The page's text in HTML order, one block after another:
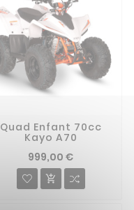
Quad Enfant 70cc
Kayo A70
999,00 €
